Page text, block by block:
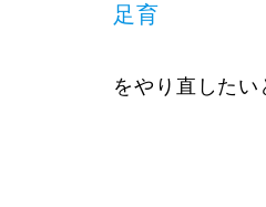
足育
をやり直したい